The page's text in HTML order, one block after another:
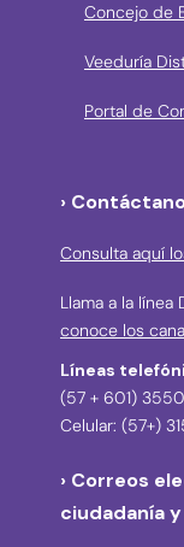
Concejo de
Veeduría
Portal de
›
Consulta aquí
Llama a la
conoce los
Líneas
(57 + 601)
Celular: (57+)
› Correos
ciudadanía